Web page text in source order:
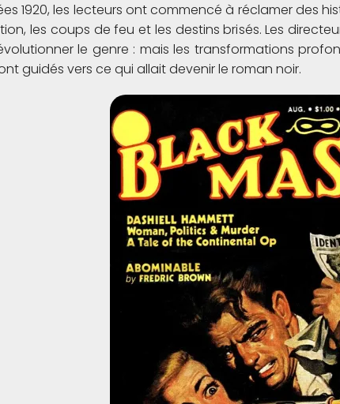
1920, les lecteurs ont commencé à réclamer des
les coups de feu et les destins brisés. Les
le genre : mais les transformations
guidés vers ce qui allait devenir le roman noir.